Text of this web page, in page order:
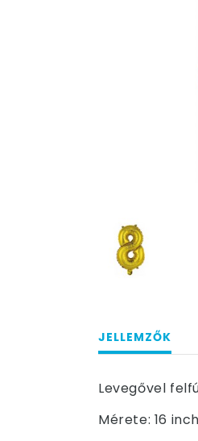
JELLEMZŐK
Levegővel
Mérete: 16